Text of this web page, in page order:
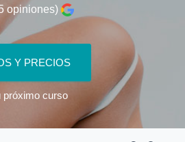
opiniones)
Y PRECIOS
próximo curso